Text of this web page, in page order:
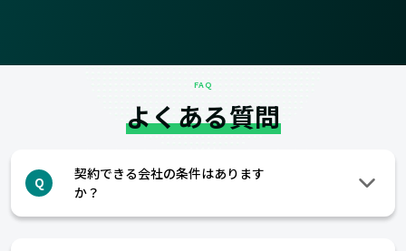
FAQ
よくある質問
Q
契約できる会社の条件はあります
か？